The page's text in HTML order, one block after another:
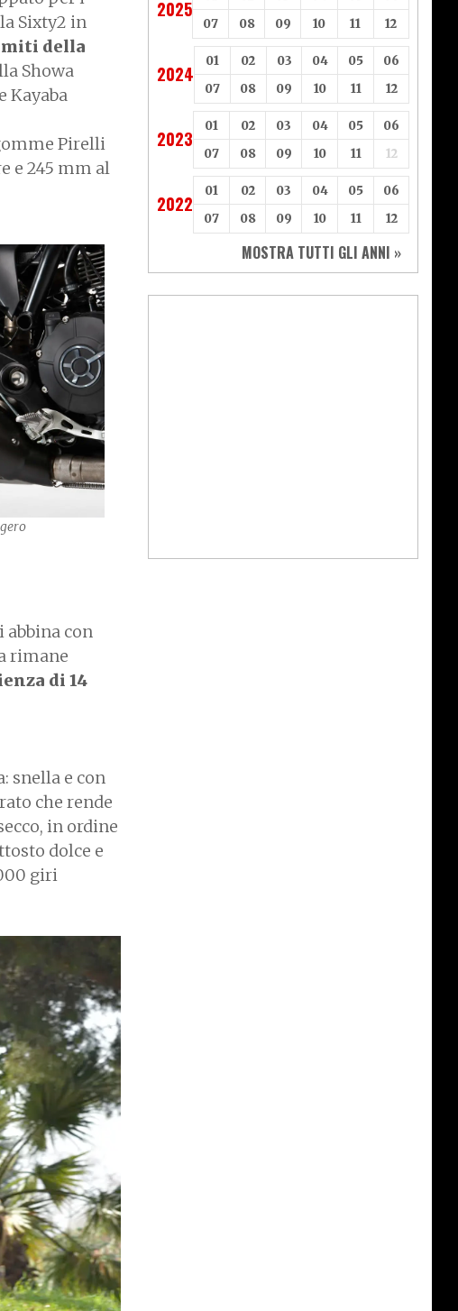
Sixty2 in
della
Showa
Kayaba
Pirelli
e 245 mm al
abbina con
rimane
di 14
snella e con
che rende
in ordine
dolce e
giri
2025
07
08 09 10 11 12
2024
01 02 03 04 05
06
07
08 09 10 11 12
2023
01 02 03 04 05
06
07
08 09 10 11 12
2022
01 02 03 04 05
06
07
08 09 10 11 12
MOSTRA TUTTI GLI ANNI »